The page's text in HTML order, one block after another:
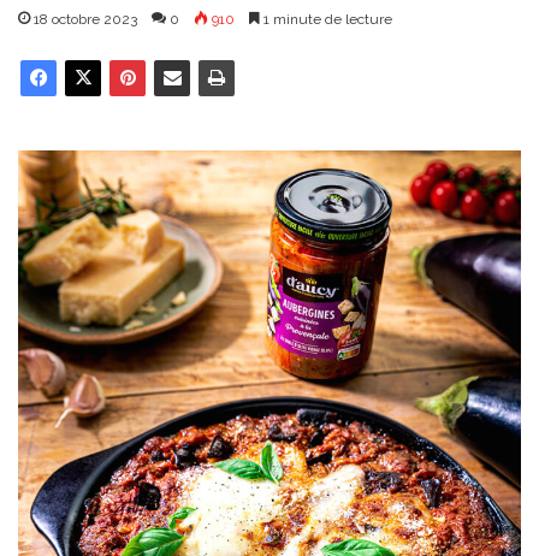
18 octobre 2023 0 910 1 minute de lecture